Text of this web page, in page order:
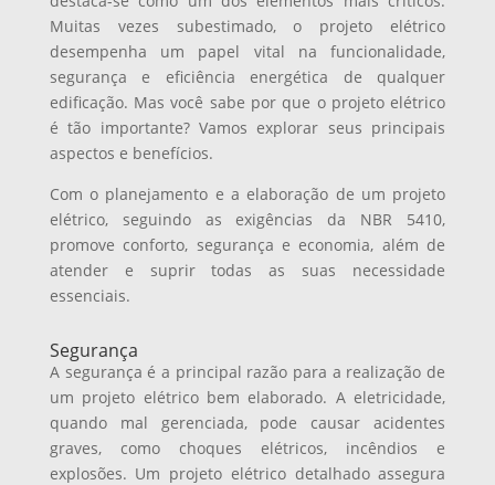
Muitas vezes subestimado, o projeto elétrico
desempenha um papel vital na funcionalidade,
segurança e eficiência energética de qualquer
edificação. Mas você sabe por que o projeto elétrico
é tão importante? Vamos explorar seus principais
aspectos e benefícios.
Com o planejamento e a elaboração de um projeto
elétrico, seguindo as exigências da NBR 5410,
promove conforto, segurança e economia, além de
atender e suprir todas as suas necessidade
essenciais.
Segurança
A segurança é a principal razão para a realização de
um projeto elétrico bem elaborado. A eletricidade,
quando mal gerenciada, pode causar acidentes
graves, como choques elétricos, incêndios e
explosões. Um projeto elétrico detalhado assegura